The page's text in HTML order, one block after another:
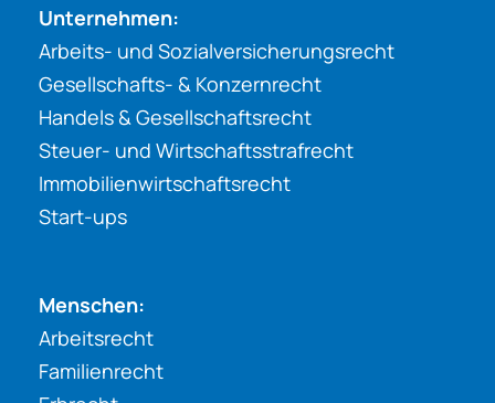
Unternehmen:
Arbeits- und Sozialversicherungsrecht
Gesellschafts- & Konzernrecht
Handels & Gesellschaftsrecht
Steuer- und Wirtschaftsstrafrecht
Immobilienwirtschaftsrecht
Start-ups
Menschen:
Arbeitsrecht
Familienrecht